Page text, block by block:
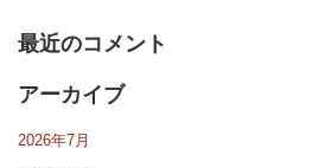
最近のコメント
アーカイブ
2026年7月